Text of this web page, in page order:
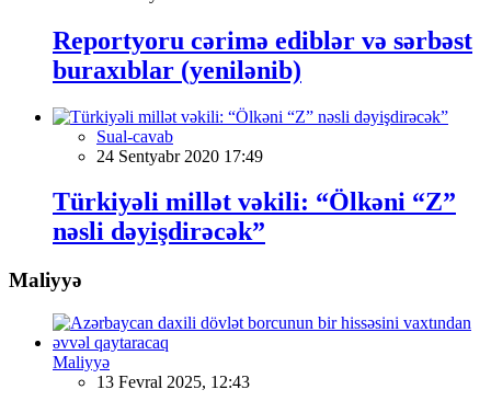
Reportyoru cərimə ediblər və sərbəst
buraxıblar (yenilənib)
Sual-cavab
24 Sentyabr 2020 17:49
Türkiyəli millət vəkili: “Ölkəni “Z”
nəsli dəyişdirəcək”
Maliyyə
Maliyyə
13 Fevral 2025, 12:43